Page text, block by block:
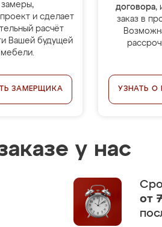
замеры,
и сделает
расчёт
Вашей будущей
мебели.
ЗАМЕРЩИКА
договора,
заказ в
УЗНАТЬ О
у нас
от